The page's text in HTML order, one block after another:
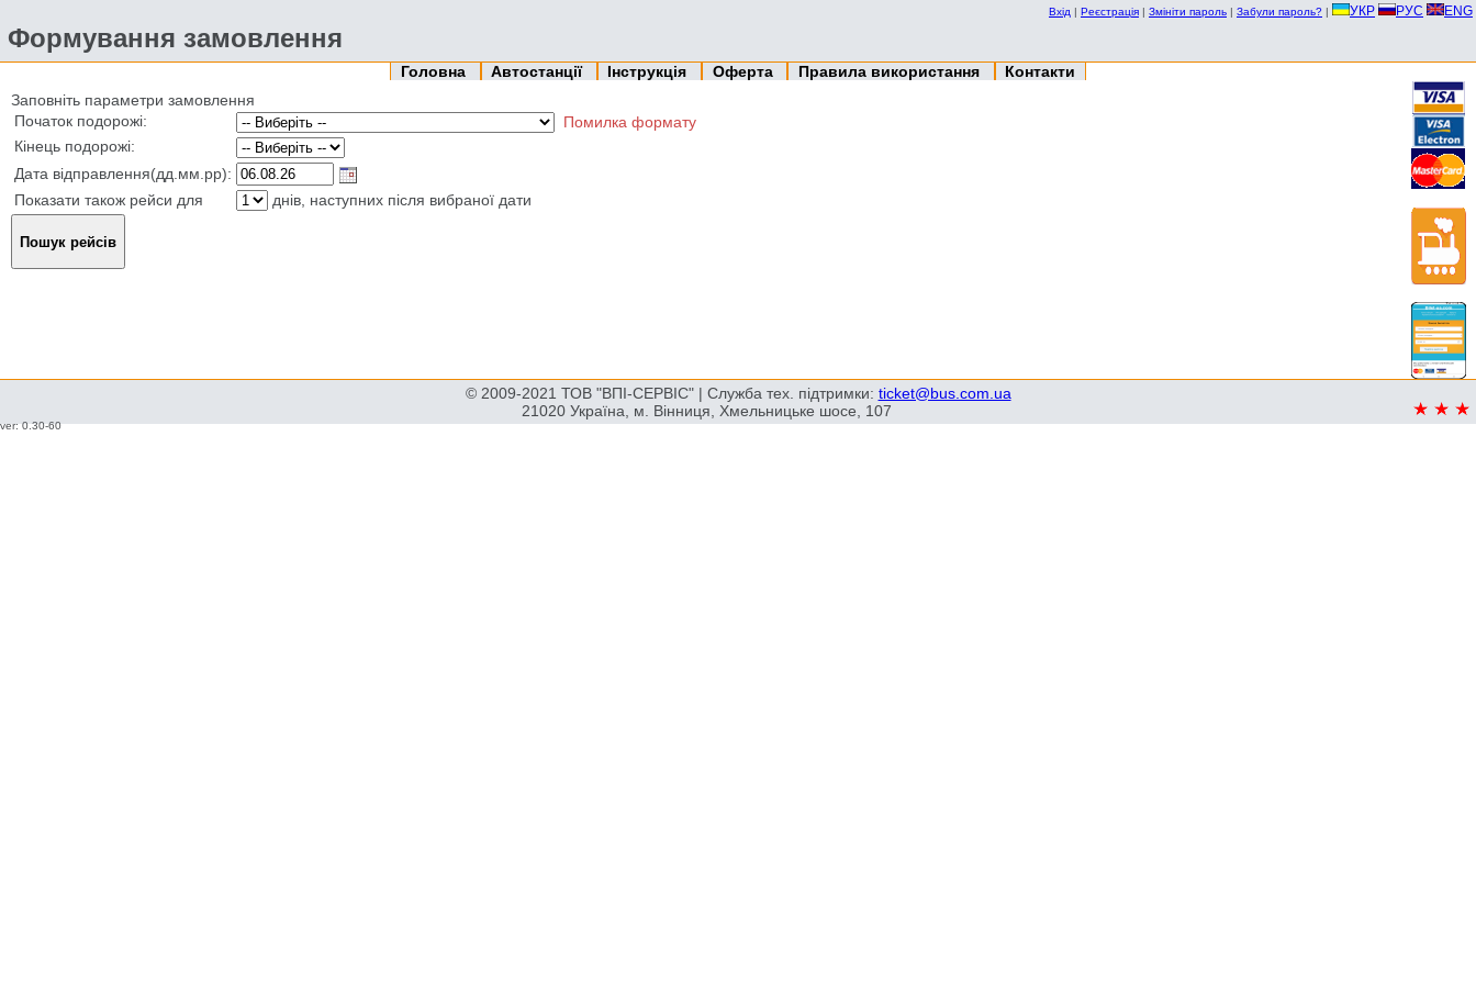
Вхід | Реєстрація | Змініти пароль | Забули пароль? | УКР РУС ENG
Формування замовлення
Головна Автостанції Інструкція Оферта Правила використання
Контакти
Заповніть параметри замовлення
Початок подорожі:
Помилка формату
Кінець подорожі:
Дата відправлення(дд.мм.рр):
Показати також рейси для
днів, наступних після вибраної дати
© 2009-2021 ТОВ "ВПІ-СЕРВІС" | Служба тех. підтримки: ticket@bus.com.ua
21020 Україна, м. Вінниця, Хмельницьке шосе, 107
ver: 0.30-60